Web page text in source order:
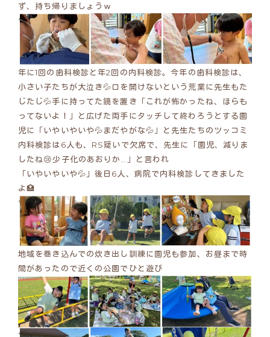
ず、持ち帰りましょうｗ
年に1回の歯科検診と年2回の内科検診。今年の歯科検診は、
小さい子たちが大泣き💦口を開けないという荒業に先生もた
じたじ💦手に持ってた鏡を置き「これが怖かったね、ほらも
ってないよ！」と広げた両手にタッチして終わろうとする園
児に「いやいやいや💦まだやがな💦」と先生たちのツッコミ
内科検診は6人も、RS疑いで欠席で、先生に「園児、減りま
したね😢少子化のあおりか…」と言われ
「いやいやいや💦」後日6人、病院で内科検診してきました
よ🏥
地域を巻き込んでの炊き出し訓練に園児も参加、お昼まで時
間があったので近くの公園でひと遊び